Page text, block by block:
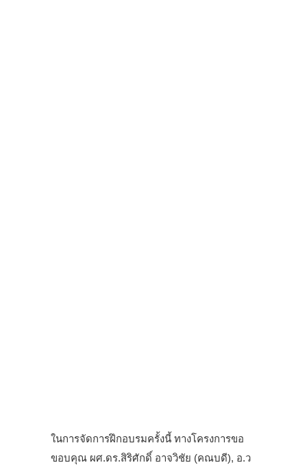
ในการจัดการฝึกอบรมครั้งนี้ ทางโครงการขอ
ขอบคุณ ผศ.ดร.สิริศักดิ์ อาจวิชัย (คณบดี), อ.ว